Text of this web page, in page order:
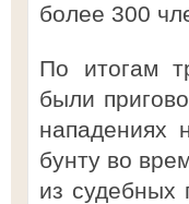
более 300
По итогам
были
нападениях
бунту во
из судебных